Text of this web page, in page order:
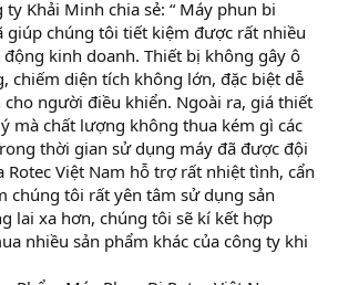
Khải Minh chia sẻ: “ Máy phun bi
giúp chúng tôi tiết kiệm được rất nhiều
kinh doanh. Thiết bị không gây ô
chiếm diện tích không lớn, đặc biệt dễ
cho người điều khiển. Ngoài ra, giá thiết
mà chất lượng không thua kém gì các
thời gian sử dụng máy đã được đội
Rotec Việt Nam hỗ trợ rất nhiệt tình, cẩn
chúng tôi rất yên tâm sử dụng sản
lai xa hơn, chúng tôi sẽ kí kết hợp
nhiều sản phẩm khác của công ty khi